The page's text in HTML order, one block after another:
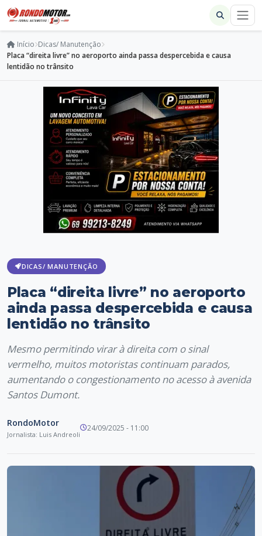
Início Dicas/ Manutenção
Placa “direita livre” no aeroporto ainda passa despercebida e causa
lentidão no trânsito
DICAS/ MANUTENÇÃO
Placa “direita livre” no aeroporto
ainda passa despercebida e causa
lentidão no trânsito
Mesmo permitindo virar à direita com o sinal
vermelho, muitos motoristas continuam parados,
aumentando o congestionamento no acesso à avenida
Santos Dumont.
RondoMotor
Jornalista: Luis Andreoli
24/09/2025 - 11:00